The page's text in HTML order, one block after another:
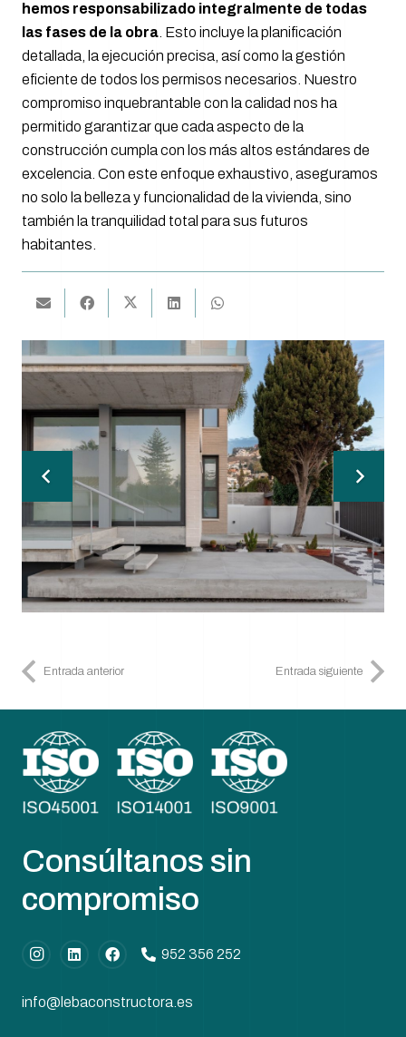
hemos responsabilizado integralmente de todas
las fases de la obra . Esto incluye la planificación
detallada, la ejecución precisa, así como la gestión
eficiente de todos los permisos necesarios. Nuestro
compromiso inquebrantable con la calidad nos ha
permitido garantizar que cada aspecto de la
construcción cumpla con los más altos estándares de
excelencia. Con este enfoque exhaustivo, aseguramos
no solo la belleza y funcionalidad de la vivienda, sino
también la tranquilidad total para sus futuros
habitantes.
Entrada anterior Entrada siguiente
Consúltanos sin
compromiso
952 356 252
info@lebaconstructora.es